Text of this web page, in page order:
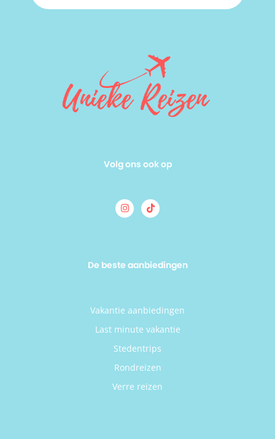
Volg ons ook op
De beste aanbiedingen
Vakantie aanbiedingen
Last minute vakantie
Stedentrips
Rondreizen
Verre reizen